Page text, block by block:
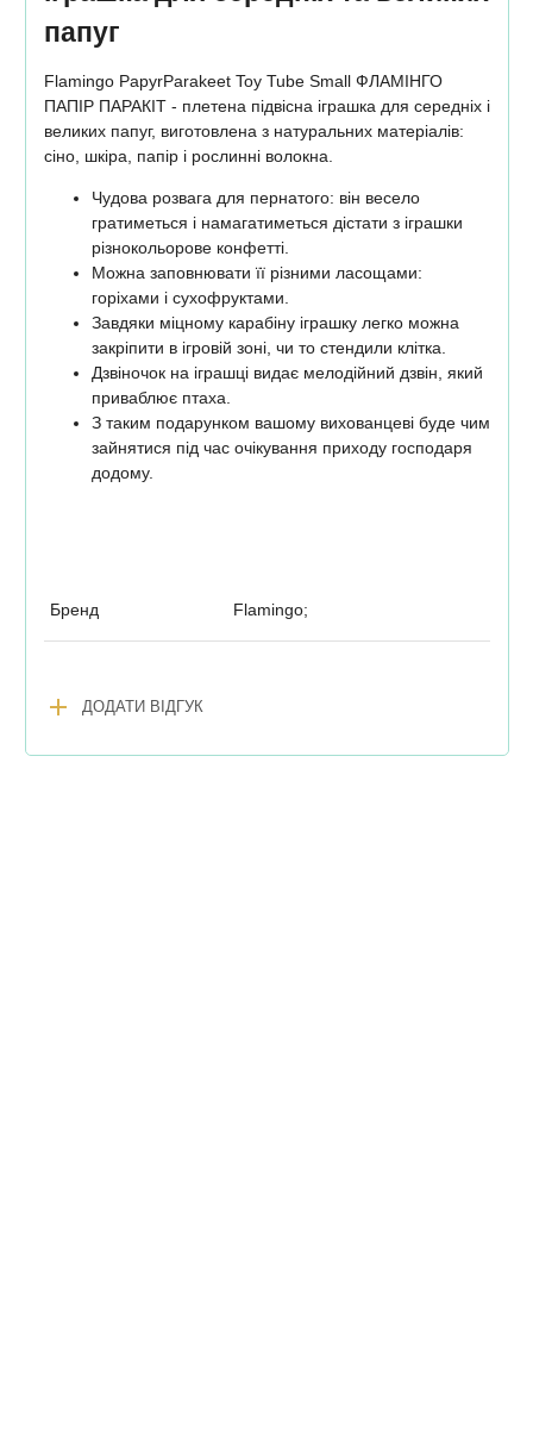
папуг
Flamingo PapyrParakeet Toy Tube Small ФЛАМІНГО
ПАПІР ПАРАКІТ - плетена підвісна іграшка для середніх і
великих папуг, виготовлена з натуральних матеріалів:
сіно, шкіра, папір і рослинні волокна.
Чудова розвага для пернатого: він весело
гратиметься і намагатиметься дістати з іграшки
різнокольорове конфетті.
Можна заповнювати її різними ласощами:
горіхами і сухофруктами.
Завдяки міцному карабіну іграшку легко можна
закріпити в ігровій зоні, чи то стендили клітка.
Дзвіночок на іграшці видає мелодійний дзвін, який
приваблює птаха.
З таким подарунком вашому вихованцеві буде чим
зайнятися під час очікування приходу господаря
додому.
Бренд Flamingo;
add ДОДАТИ ВІДГУК